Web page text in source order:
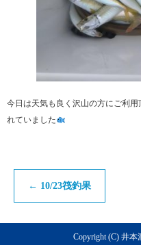
今日は天気も良く沢山の方にご利用
れていました
← 10/23筏釣果
Copyright (C) 井